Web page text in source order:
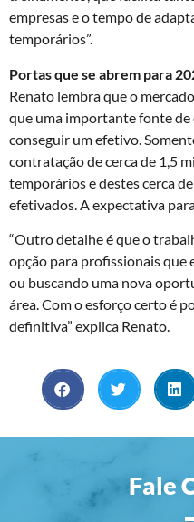
empresas e o tempo de
temporários”.
Portas que se abrem para
Renato lembra que o
que uma importante fonte de
conseguir um efetivo.
contratação de cerca de 1,5
temporários e destes cerca
efetivados. A expectativa
“Outro detalhe é que o
opção para profissionais que
ou buscando uma nova
área. Com o esforço certo é
definitiva” explica Renato.
Fale